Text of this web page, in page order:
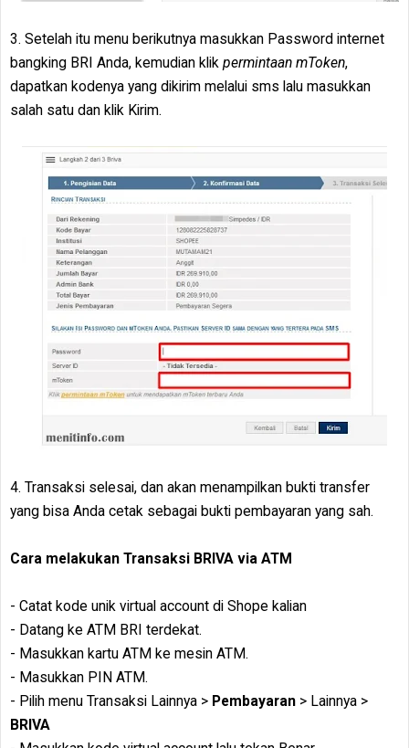
3. Setelah itu menu berikutnya masukkan Password internet
bangking BRI Anda, kemudian klik permintaan mToken,
dapatkan kodenya yang dikirim melalui sms lalu masukkan
salah satu dan klik Kirim.
4. Transaksi selesai, dan akan menampilkan bukti transfer
yang bisa Anda cetak sebagai bukti pembayaran yang sah.
Cara melakukan Transaksi BRIVA via ATM
- Catat kode unik virtual account di Shope kalian
- Datang ke ATM BRI terdekat.
- Masukkan kartu ATM ke mesin ATM.
- Masukkan PIN ATM.
- Pilih menu Transaksi Lainnya > Pembayaran > Lainnya >
BRIVA